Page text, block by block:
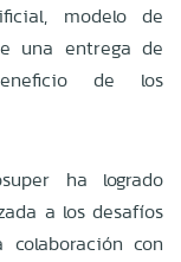
modelo de
una entrega de
de los
ha logrado
a los desafíos
con